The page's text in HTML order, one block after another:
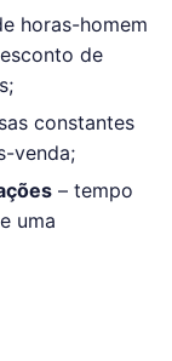
horas-homem
de
constantes
venda;
– tempo
uma